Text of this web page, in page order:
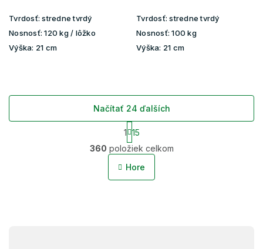
Tvrdosť: stredne tvrdý
Nosnosť: 120 kg / lôžko
Výška: 21 cm
Tvrdosť: stredne tvrdý
Nosnosť: 100 kg
Výška: 21 cm
O
v
l
Načítať 24 ďalších
S
t
r
á
n
1 15
360 položiek celkom
Hore